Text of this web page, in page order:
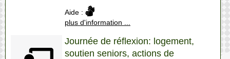
Aide :
plus d'information ...
Journée de réflexion: logement,
soutien seniors, actions de